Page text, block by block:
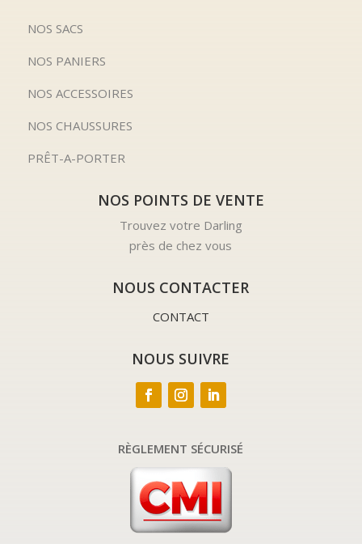
NOS SACS
NOS PANIERS
NOS ACCESSOIRES
NOS CHAUSSURES
PRÊT-A-PORTER
NOS POINTS DE VENTE
Trouvez votre Darling
près de chez vous
NOUS CONTACTER
CONTACT
NOUS SUIVRE
RÈGLEMENT SÉCURISÉ